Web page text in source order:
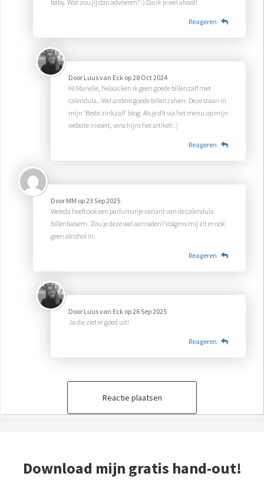
baby. Wat zou jij dan adviseren? :) Dank je wel alvast!
Reageren
Door Luus van Eck op28 Oct 2024
HI Marielle, helaas ken ik geen goede billenzalf met
calendula.. Wel andere goede billenzalven. Deze staan in
mijn 'Beste zinkzalf' blog. Als je dit via het menu op mijn
website invoert, verschijnt het artikel! :)
Reageren
Door MM op23 Sep 2025
Weleda heeft ook een parfumvrije variant van de calendula
billenbalsem. Zou je deze wel aanraden? Volgens mij zit er ook
geen alcohol in.
Reageren
Door Luus van Eck op26 Sep 2025
Ja die ziet er goed uit!
Reageren
Reactie plaatsen
Download mijn gratis hand-out!